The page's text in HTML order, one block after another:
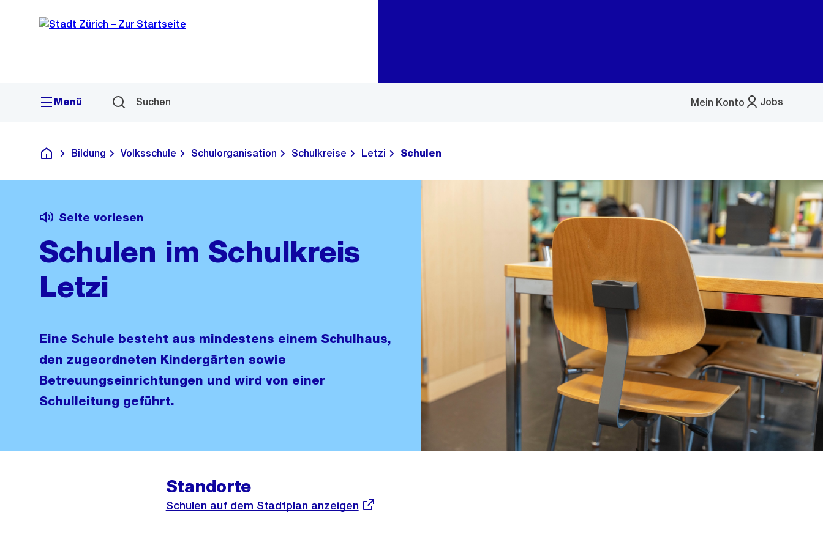
Navigation
Sprunglink
Menü Suchen Jobs
Mein Konto
Menü
Deutsch
Bildung Volksschule Schulorganisation Schulkreise Letzi Schulen
Seite vorlesen
Schulen im Schulkreis
Letzi
Eine Schule besteht aus mindestens einem Schulhaus,
den zugeordneten Kindergärten sowie
Betreuungseinrichtungen und wird von einer
Schulleitung geführt.
Standorte
Externer
Schulen auf dem Stadtplan anzeigen